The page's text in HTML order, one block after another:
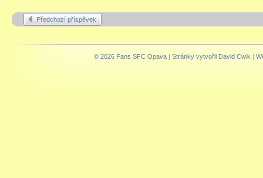
Předchozí příspěvek
© 2026 Fans SFC Opava | Stránky vytvořil David Cwik |